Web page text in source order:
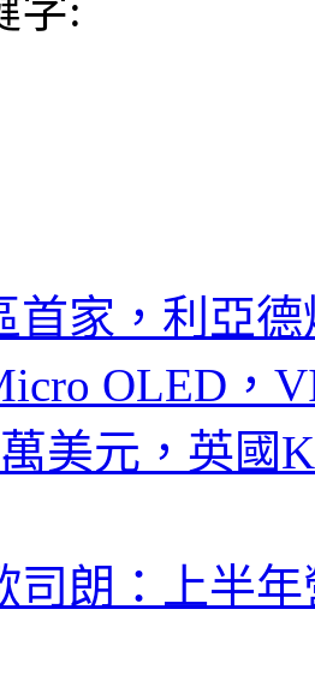
首家，利亞
OLED，
美元，英國
司朗：上半